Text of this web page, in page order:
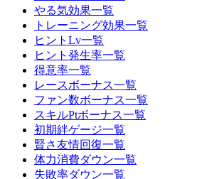
やる気効果一覧
トレーニング効果一覧
ヒントLv一覧
ヒント発生率一覧
得意率一覧
レースボーナス一覧
ファン数ボーナス一覧
スキルPtボーナス一覧
初期絆ゲージ一覧
賢さ友情回復一覧
体力消費ダウン一覧
失敗率ダウン一覧